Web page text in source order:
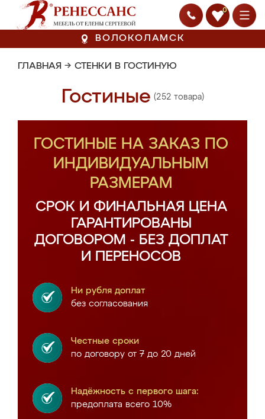
0
ВОЛОКОЛАМСК
ГЛАВНАЯ → СТЕНКИ В ГОСТИНУЮ
Гостиные (252 товара)
ГОСТИНЫЕ НА ЗАКАЗ ПО
ИНДИВИДУАЛЬНЫМ
РАЗМЕРАМ
СРОК И ФИНАЛЬНАЯ ЦЕНА
ГАРАНТИРОВАНЫ
ДОГОВОРОМ - БЕЗ ДОПЛАТ
И ПЕРЕНОСОВ
Ни рубля доплат
без согласования
Честные сроки
по договору от 7 до 20 дней
Надёжность с первого шага:
предоплата всего 10%